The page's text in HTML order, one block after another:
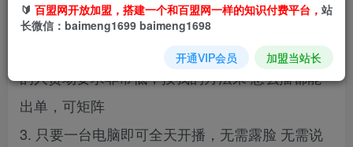
1. 淘宝平台刚开放无人直播，蓝海期
2. 打开淘宝的客户都是想购物的客户，所以对直播
的人货场要求非常低，按我的方法来 怎么播都能
出单，可矩阵
3. 只要一台电脑即可全天开播，无需露脸 无需说
🔰 百盟网开放加盟，搭建一个和百盟网一样的知识付费平台， 站
长微信：baimeng1699 baimeng1698
开通VIP会员 加盟当站长